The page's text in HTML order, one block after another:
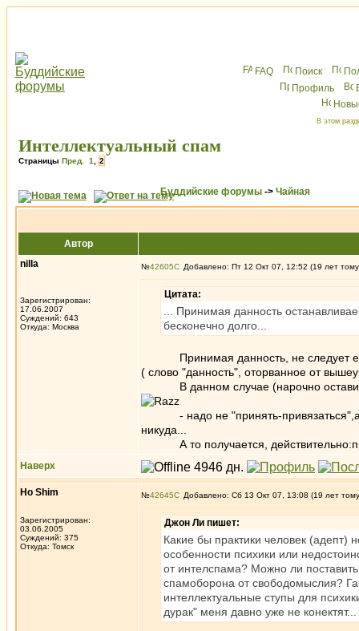
FAQ Поиск
Профиль
В этом
Интеллектуальный спам
Страницы Пред. 1 2
Буддийские форумы -> Чайная
Автор
nilla
Зарегистрирован:
17.06.2007
Суждений: 643
Откуда: Москва
№42605 Добавлено: Пт 12 Окт 07, 12:52 (19 лет
Цитата:
... Принимая данность
бесконечно долго...
Принимая данность, не следует ее
( слово "данность", оторванное от
В данном случае (нарочно
- надо не "принять-привязаться",а
никуда...
А то получается,
Наверх
Ho Shim
Зарегистрирован:
03.06.2005
Суждений: 375
Откуда: Томск
№42645 Добавлено: Сб 13 Окт 07, 13:08 (19 лет
Джон Ли пишет:
Какие бы практики человек
особенности психики или
от интелспама? Можно ли
спамоборона от свободомыслия?
интеллектуальные ступы для
дурак" меня давно уже не конектят...